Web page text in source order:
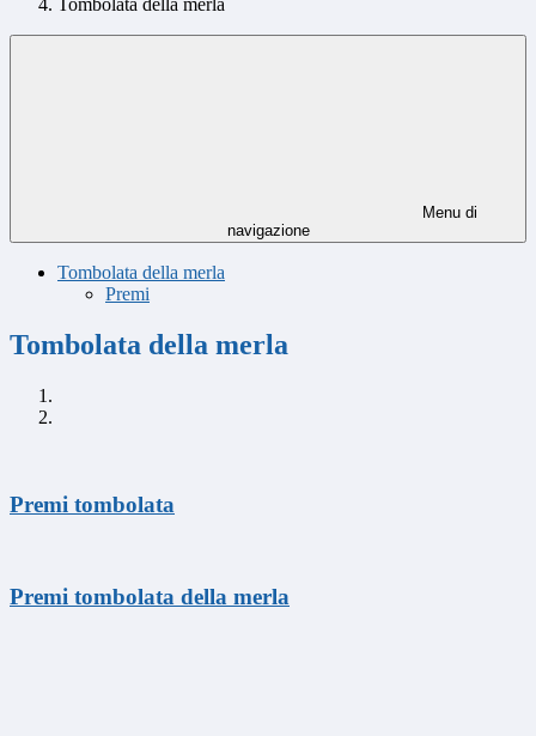
Tombolata della merla
Menu di
navigazione
Tombolata della merla
Premi
Tombolata della merla
Premi tombolata
Premi tombolata della merla